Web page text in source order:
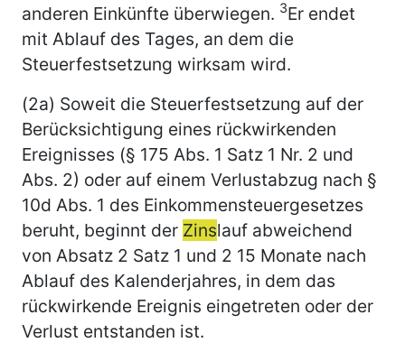
anderen Einkünfte überwiegen. 3Er endet
mit Ablauf des Tages, an dem die
Steuerfestsetzung wirksam wird.
(2a) Soweit die Steuerfestsetzung auf der
Berücksichtigung eines rückwirkenden
Ereignisses (§ 175 Abs. 1 Satz 1 Nr. 2 und
Abs. 2) oder auf einem Verlustabzug nach §
10d Abs. 1 des Einkommensteuergesetzes
beruht, beginnt der Zinslauf abweichend
von Absatz 2 Satz 1 und 2 15 Monate nach
Ablauf des Kalenderjahres, in dem das
rückwirkende Ereignis eingetreten oder der
Verlust entstanden ist.